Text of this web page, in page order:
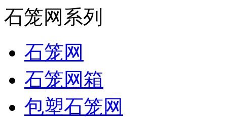
石笼网系列
石笼网
石笼网箱
包塑石笼网